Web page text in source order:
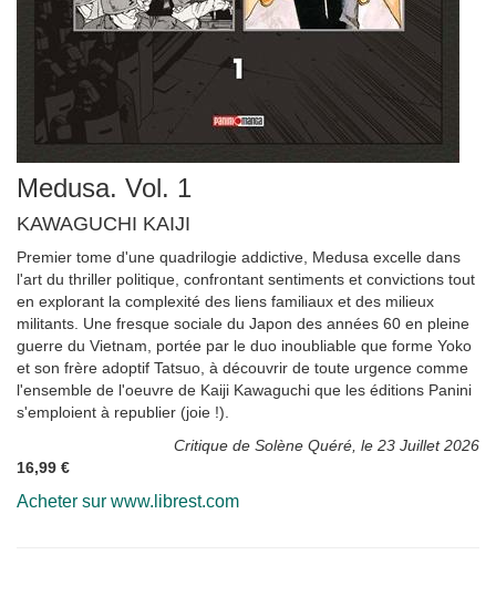
Medusa. Vol. 1
KAWAGUCHI KAIJI
Premier tome d'une quadrilogie addictive, Medusa excelle dans
l'art du thriller politique, confrontant sentiments et convictions tout
en explorant la complexité des liens familiaux et des milieux
militants. Une fresque sociale du Japon des années 60 en pleine
guerre du Vietnam, portée par le duo inoubliable que forme Yoko
et son frère adoptif Tatsuo, à découvrir de toute urgence comme
l'ensemble de l'oeuvre de Kaiji Kawaguchi que les éditions Panini
s'emploient à republier (joie !).
Critique de Solène Quéré, le 23 Juillet 2026
16,99 €
Acheter sur www.librest.com